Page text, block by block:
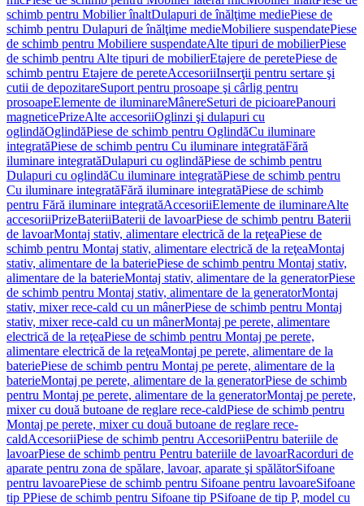
schimb pentru Mobilier înaltDulapuri de înălţime mediePiese de
schimb pentru Dulapuri de înălţime medieMobiliere suspendatePiese
de schimb pentru Mobiliere suspendateAlte tipuri de mobilierPiese
de schimb pentru Alte tipuri de mobilierEtajere de peretePiese de
schimb pentru Etajere de pereteAccesoriiInserţii pentru sertare şi
cutii de depozitareSuport pentru prosoape şi cârlig pentru
prosoapeElemente de iluminareMânereSeturi de picioarePanouri
magneticePrizeAlte accesoriiOglinzi şi dulapuri cu
oglindăOglindăPiese de schimb pentru OglindăCu iluminare
integratăPiese de schimb pentru Cu iluminare integratăFără
iluminare integratăDulapuri cu oglindăPiese de schimb pentru
Dulapuri cu oglindăCu iluminare integratăPiese de schimb pentru
Cu iluminare integratăFără iluminare integratăPiese de schimb
pentru Fără iluminare integratăAccesoriiElemente de iluminareAlte
accesoriiPrizeBateriiBaterii de lavoarPiese de schimb pentru Baterii
de lavoarMontaj stativ, alimentare electrică de la reţeaPiese de
schimb pentru Montaj stativ, alimentare electrică de la reţeaMontaj
stativ, alimentare de la bateriePiese de schimb pentru Montaj stativ,
alimentare de la baterieMontaj stativ, alimentare de la generatorPiese
de schimb pentru Montaj stativ, alimentare de la generatorMontaj
stativ, mixer rece-cald cu un mânerPiese de schimb pentru Montaj
stativ, mixer rece-cald cu un mânerMontaj pe perete, alimentare
electrică de la reţeaPiese de schimb pentru Montaj pe perete,
alimentare electrică de la reţeaMontaj pe perete, alimentare de la
bateriePiese de schimb pentru Montaj pe perete, alimentare de la
baterieMontaj pe perete, alimentare de la generatorPiese de schimb
pentru Montaj pe perete, alimentare de la generatorMontaj pe perete,
mixer cu două butoane de reglare rece-caldPiese de schimb pentru
Montaj pe perete, mixer cu două butoane de reglare rece-
caldAccesoriiPiese de schimb pentru AccesoriiPentru bateriile de
lavoarPiese de schimb pentru Pentru bateriile de lavoarRacorduri de
aparate pentru zona de spălare, lavoar, aparate şi spălătorSifoane
pentru lavoarePiese de schimb pentru Sifoane pentru lavoareSifoane
tip PPiese de schimb pentru Sifoane tip PSifoane de tip P, model cu